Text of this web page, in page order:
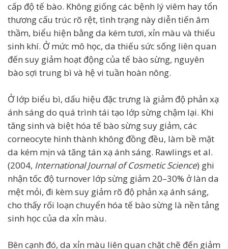
cấp độ tế bào. Không giống các bệnh lý viêm hay tổn
thương cấu trúc rõ rệt, tình trạng này diễn tiến âm
thầm, biểu hiện bằng da kém tươi, xỉn màu và thiếu
sinh khí. Ở mức mô học, da thiếu sức sống liên quan
đến suy giảm hoạt động của tế bào sừng, nguyên
bào sợi trung bì và hệ vi tuần hoàn nông.
Ở lớp biểu bì, dấu hiệu đặc trưng là giảm độ phản xạ
ánh sáng do quá trình tái tạo lớp sừng chậm lại. Khi
tăng sinh và biệt hóa tế bào sừng suy giảm, các
corneocyte hình thành không đồng đều, làm bề mặt
da kém mịn và tăng tán xạ ánh sáng. Rawlings et al.
(2004, International Journal of Cosmetic Science) ghi
nhận tốc độ turnover lớp sừng giảm 20–30% ở làn da
mệt mỏi, đi kèm suy giảm rõ độ phản xạ ánh sáng,
cho thấy rối loạn chuyển hóa tế bào sừng là nền tảng
sinh học của da xỉn màu.
Bên cạnh đó, da xỉn màu liên quan chặt chẽ đến giảm